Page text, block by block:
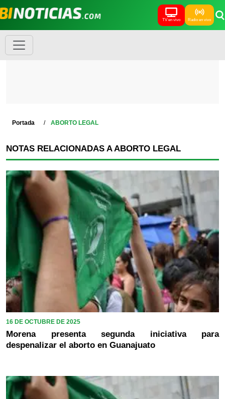
TV en vivo Radio en vivo
Portada ABORTO LEGAL
NOTAS RELACIONADAS A ABORTO LEGAL
16 DE OCTUBRE DE 2025
Morena presenta segunda iniciativa para
despenalizar el aborto en Guanajuato